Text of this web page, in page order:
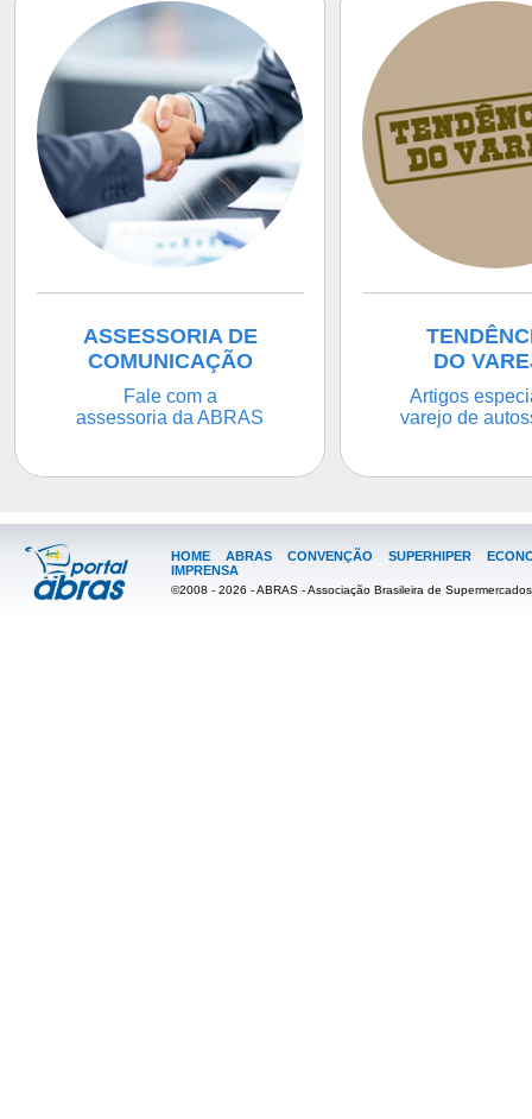
ASSESSORIA DE
COMUNICAÇÃO
Fale com a
assessoria da ABRAS
DO
Artigos
varejo de
HOME ABRAS CONVENÇÃO SUPERHIPER
IMPRENSA
©2008 - 2026 - ABRAS - Associação Brasileira de